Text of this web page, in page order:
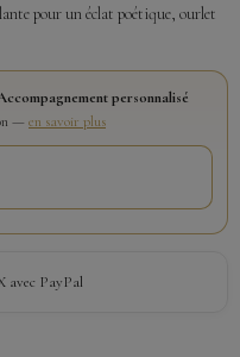
pour un éclat poétique, ourlet
personnalisé
— en savoir plus
avec PayPal